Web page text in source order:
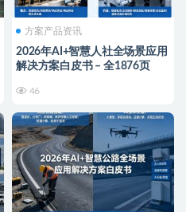
方案产品资讯
2026年AI+智慧人社全场景应用
解决方案白皮书 – 全1876页
46